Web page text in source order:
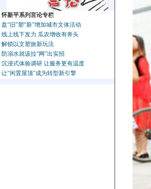
怀新平系列言论专栏
盘“旧”塑“新”增加城市文体活动
线上线下发力 瓜农增收有奔头
解锁以文塑旅新玩法
防溺水就该拉“网”出实招
沉浸式体验调研 让服务更有温度
让“闲置屋顶”成为转型新引擎